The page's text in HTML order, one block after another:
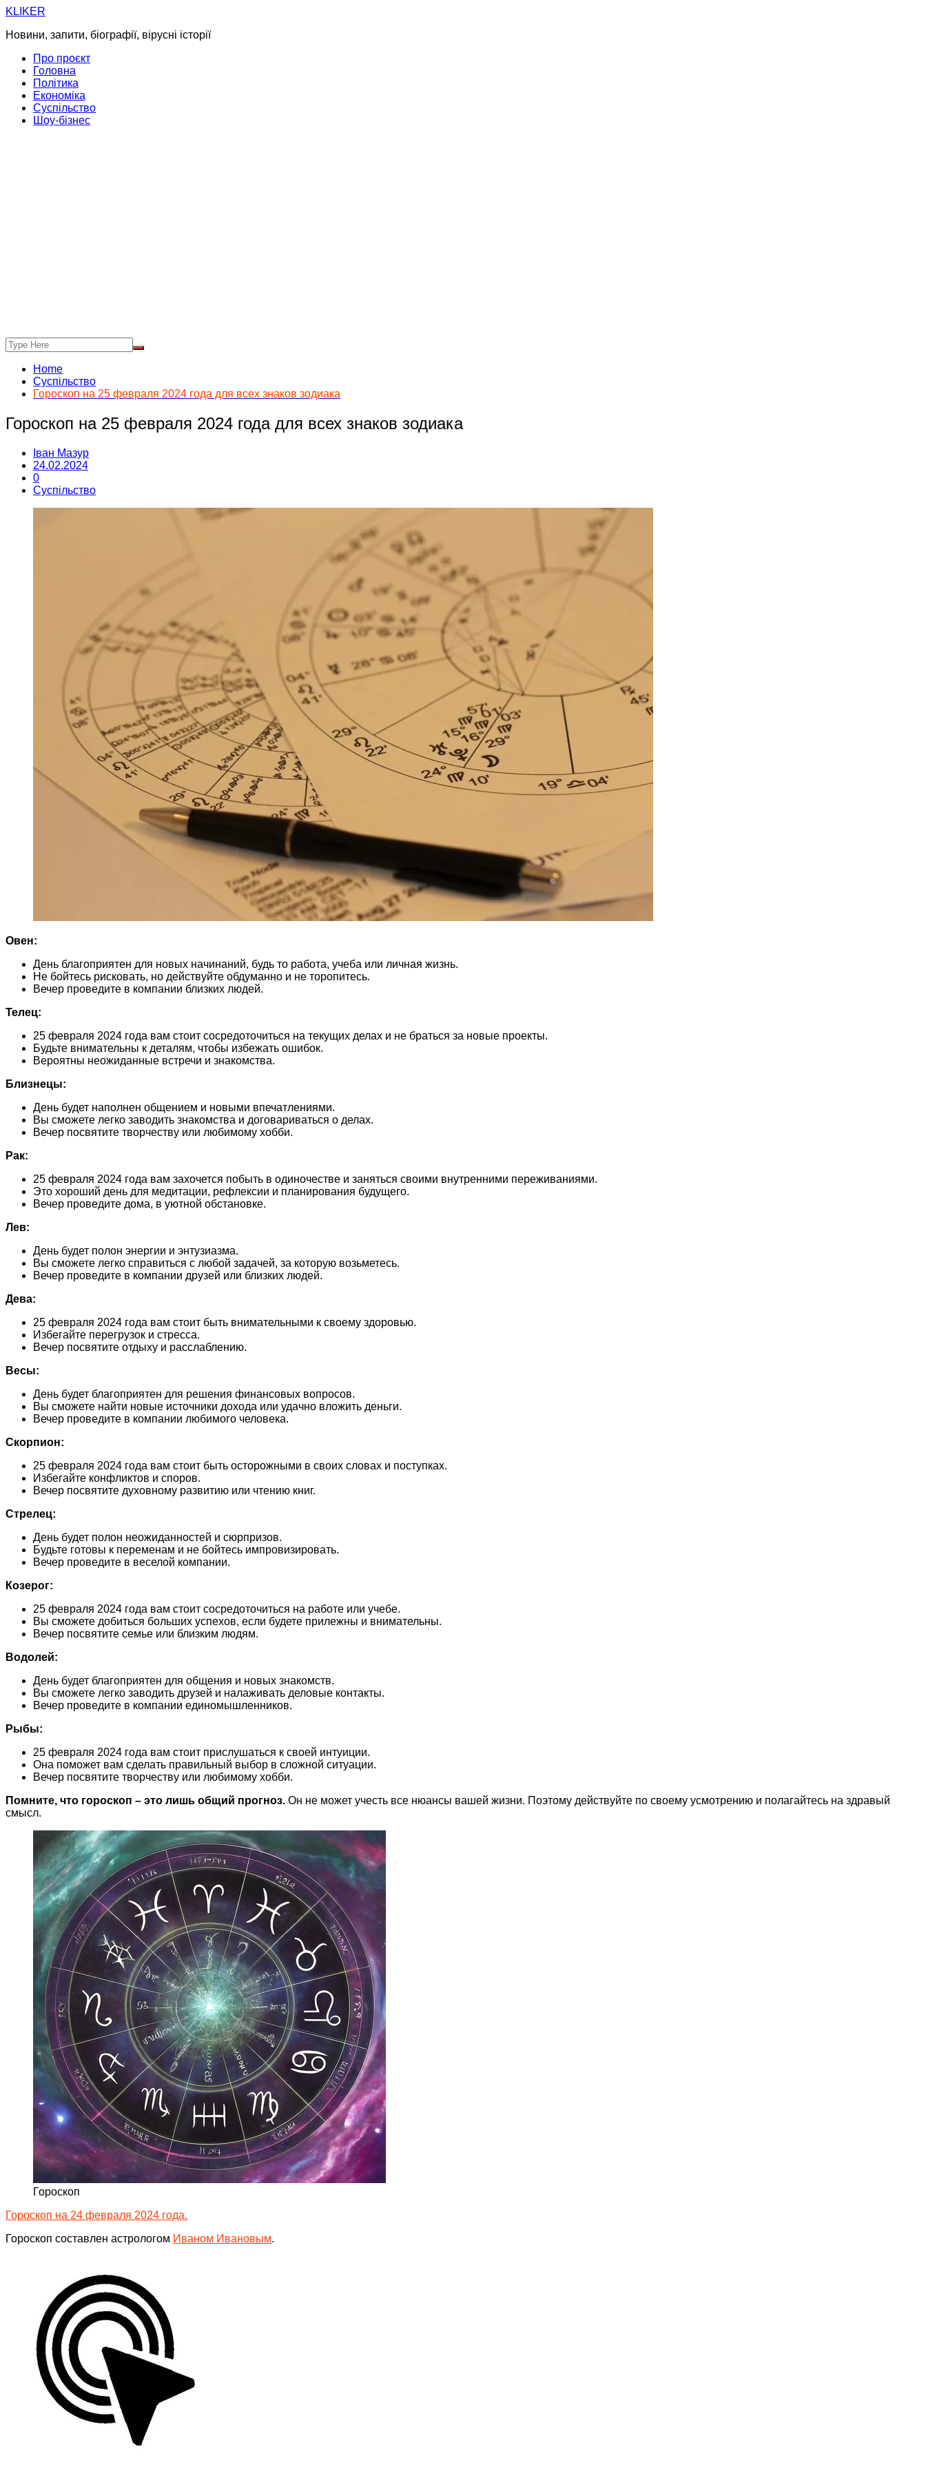
Skip
content
KLIKER
Новини, запити, біографії, вірусні історії
Про проєкт
Головна
Політика
Економіка
Суспільство
Шоу-бізнес
Home
Суспільство
Гороскоп на 25 февраля 2024 года для всех знаков зодиака
Гороскоп на 25 февраля 2024 года для всех знаков зодиака
Іван Мазур
24.02.2024
0
Суспільство
Овен:
День благоприятен для новых начинаний, будь то работа, учеба или личная жизнь.
Не бойтесь рисковать, но действуйте обдуманно и не торопитесь.
Вечер проведите в компании близких людей.
Телец:
25 февраля 2024 года вам стоит сосредоточиться на текущих делах и не браться за новые проекты.
Будьте внимательны к деталям, чтобы избежать ошибок.
Вероятны неожиданные встречи и знакомства.
Близнецы:
День будет наполнен общением и новыми впечатлениями.
Вы сможете легко заводить знакомства и договариваться о делах.
Вечер посвятите творчеству или любимому хобби.
Рак:
25 февраля 2024 года вам захочется побыть в одиночестве и заняться своими внутренними переживаниями.
Это хороший день для медитации, рефлексии и планирования будущего.
Вечер проведите дома, в уютной обстановке.
Лев:
День будет полон энергии и энтузиазма.
Вы сможете легко справиться с любой задачей, за которую возьметесь.
Вечер проведите в компании друзей или близких людей.
Дева:
25 февраля 2024 года вам стоит быть внимательными к своему здоровью.
Избегайте перегрузок и стресса.
Вечер посвятите отдыху и расслаблению.
Весы:
День будет благоприятен для решения финансовых вопросов.
Вы сможете найти новые источники дохода или удачно вложить деньги.
Вечер проведите в компании любимого человека.
Скорпион:
25 февраля 2024 года вам стоит быть осторожными в своих словах и поступках.
Избегайте конфликтов и споров.
Вечер посвятите духовному развитию или чтению книг.
Стрелец:
День будет полон неожиданностей и сюрпризов.
Будьте готовы к переменам и не бойтесь импровизировать.
Вечер проведите в веселой компании.
Козерог:
25 февраля 2024 года вам стоит сосредоточиться на работе или учебе.
Вы сможете добиться больших успехов, если будете прилежны и внимательны.
Вечер посвятите семье или близким людям.
Водолей:
День будет благоприятен для общения и новых знакомств.
Вы сможете легко заводить друзей и налаживать деловые контакты.
Вечер проведите в компании единомышленников.
Рыбы:
25 февраля 2024 года вам стоит прислушаться к своей интуиции.
Она поможет вам сделать правильный выбор в сложной ситуации.
Вечер посвятите творчеству или любимому хобби.
Помните, что гороскоп – это лишь общий прогноз. Он не может учесть все нюансы вашей жизни. Поэтому действуйте по своему усмотрению и полагайтесь на здравый
смысл.
Гороскоп
Гороскоп на 24 февраля 2024 года.
Гороскоп составлен астрологом Иваном Ивановым.